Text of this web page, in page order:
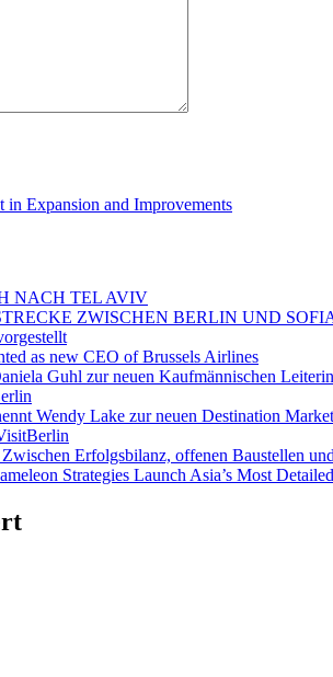
in Expansion and Improvements
NACH TEL AVIV
ZWISCHEN BERLIN UND
as new CEO of Brussels Airlines
Guhl zur neuen Kaufmännischen Leiterin
Wendy Lake zur neuen Destination
Erfolgsbilanz, offenen Baustellen
Strategies Launch Asia’s Most